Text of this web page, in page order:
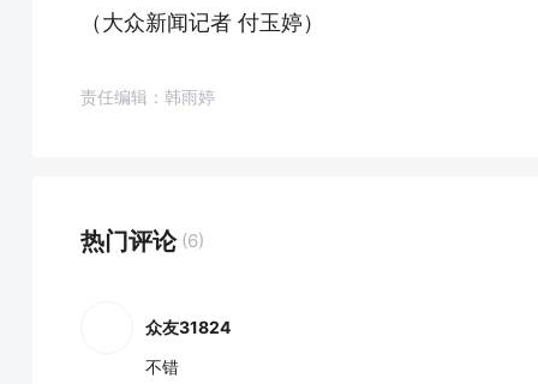
（大众新闻记者 付玉婷）
责任编辑：韩雨婷
热门评论 (6)
众友31824
不错